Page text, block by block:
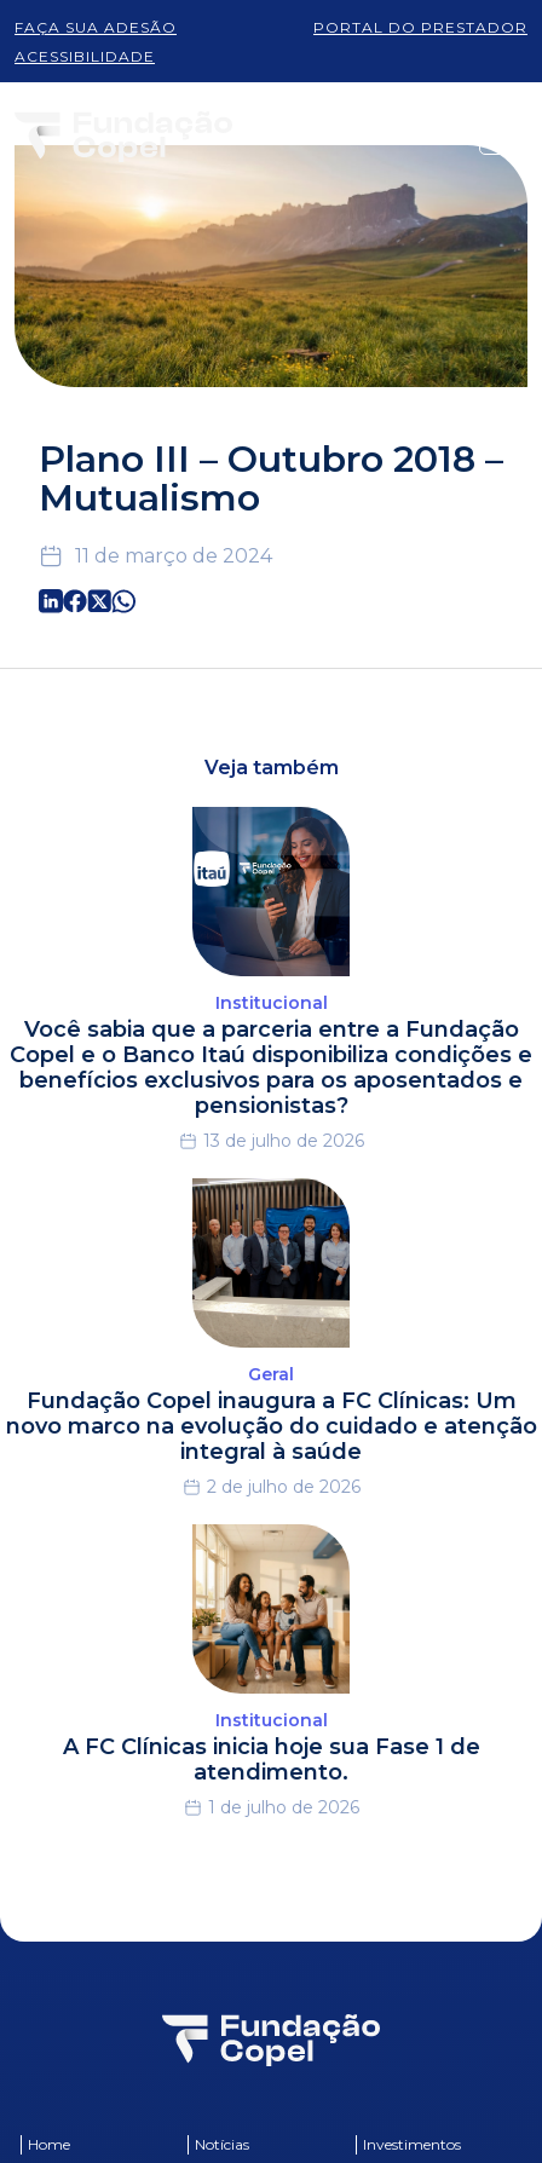
FAÇA SUA ADESÃO
PORTAL DO PRESTADOR
ACESSIBILIDADE
Plano III – Outubro 2018 –
Mutualismo
11 de março de 2024
Veja também
Institucional
Você sabia que a parceria entre a Fundação
Copel e o Banco Itaú disponibiliza condições e
benefícios exclusivos para os aposentados e
pensionistas?
13 de julho de 2026
Geral
Fundação Copel inaugura a FC Clínicas: Um
novo marco na evolução do cuidado e atenção
integral à saúde
2 de julho de 2026
Institucional
A FC Clínicas inicia hoje sua Fase 1 de
atendimento.
1 de julho de 2026
Home Notícias Investimentos